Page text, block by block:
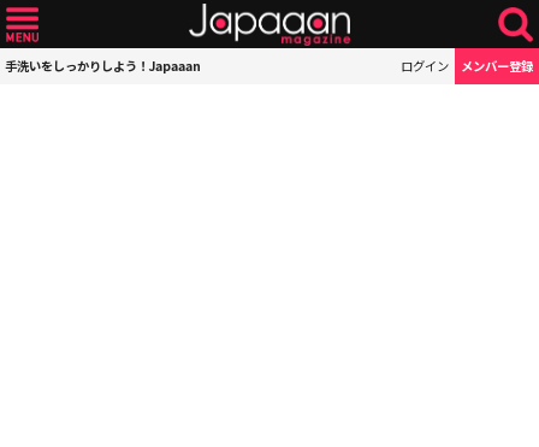
手洗いをしっかりしよう！Japaaan ログイン メンバー登録